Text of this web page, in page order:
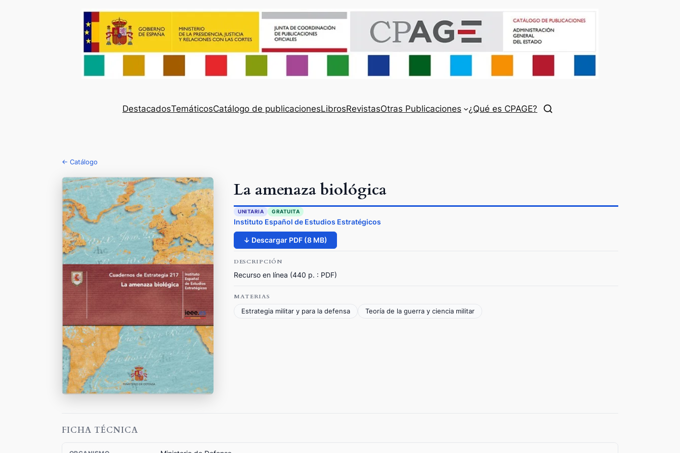
DestacadosTemáticosCatálogo de publicacionesLibrosRevistasOtras Publicaciones ¿Qué es CPAGE?
← Catálogo
La amenaza biológica
UNITARIA GRATUITA
Instituto Español de Estudios Estratégicos
↓ Descargar PDF (8 MB)
DESCRIPCIÓN
Recurso en línea (440 p. : PDF)
MATERIAS
Estrategia militar y para la defensa
Teoría de la guerra y ciencia militar
FICHA TÉCNICA